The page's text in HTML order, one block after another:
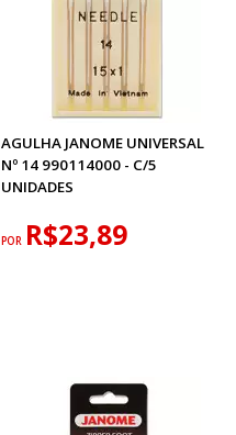
AGULHA JANOME UNIVERSAL
Nº 14 990114000 - C/5
UNIDADES
POR R$23,89